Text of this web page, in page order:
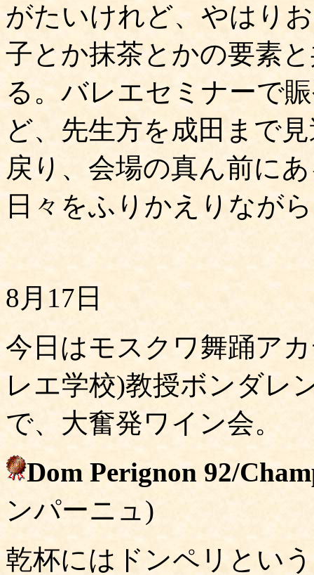
がたいけれど、やはり
子とか抹茶とかの要素
る。バレエセミナーで
ど、先生方を成田まで
戻り、会場の真ん前に
日々をふりかえりなが
8月17日
今日はモスクワ舞踊ア
レエ学校)教授ボンダレ
で、大奮発ワイン会。
Dom Perignon 92/
ンパーニュ)
乾杯にはドンペリとい